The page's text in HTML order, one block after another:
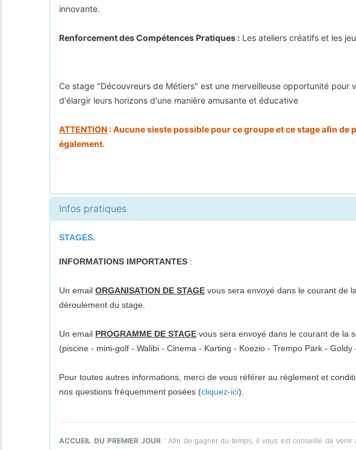
innovante.
Renforcement des Compétences Pratiques : Les ateliers créatifs et les
Ce stage "Découvreurs de Métiers" est une merveilleuse opportunité
d'élargir leurs horizons d'une manière amusante et éducative
ATTENTION : Aucune sieste possible pour ce groupe et ce stage afin
également.
Infos pratiques
STAGES.
INFORMATIONS IMPORTANTES :
Un emailORGANISATION DE STAGE vous sera envoyé dans le courant de
déroulement du stage.
Un email PROGRAMME DE STAGE vous sera envoyé dans le courant de la
(piscine - mini-golf - Walibi - Cinema - Karting - Koezio - Trempo Park -
Pour toutes autres informations, merci de vous référer au règlement et
nos questions fréquemment posées (cliquez-ici).
ACCUEIL DU PREMIER JOUR : Afin de gagner du temps, il vous est conseillé de